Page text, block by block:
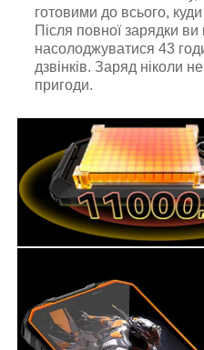
готовими до всього,
Після повної зарядки
насолоджуватися 43
дзвінків. Заряд ніколи
пригоди.